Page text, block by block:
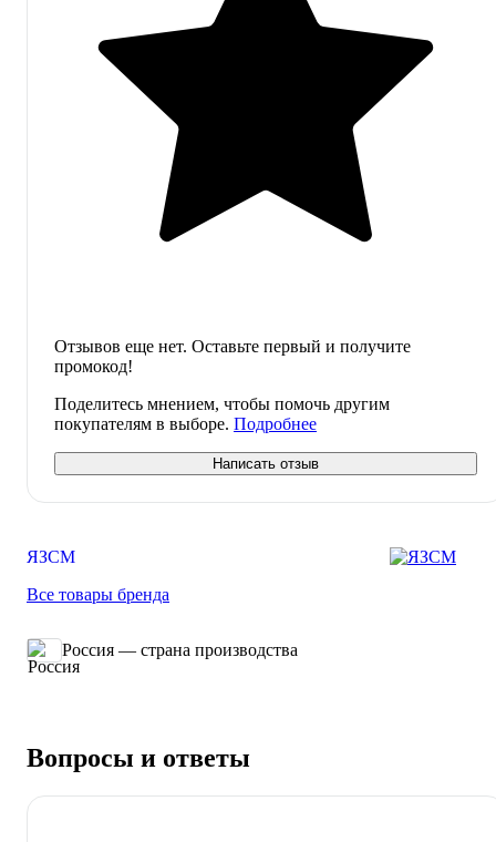
Отзывов еще нет. Оставьте первый и получите
промокод!
Поделитесь мнением, чтобы помочь другим
покупателям в выборе. Подробнее
Написать отзыв
ЯЗСМ
Все товары бренда
Россия — страна производства
Вопросы и ответы